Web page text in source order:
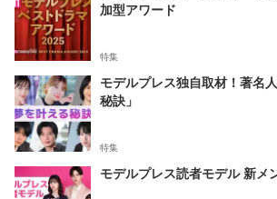
加型アワード
特集
モデルプレス独自取材！著名
秘訣」
特集
モデルプレス読者モデル 新メ